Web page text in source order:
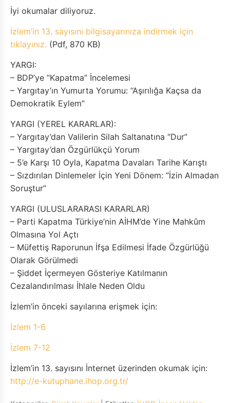
İyi okumalar diliyoruz.
İzlem’in 13. sayısını bilgisayarınıza indirmek için
tıklayınız. (Pdf, 870 KB)
YARGI:
– BDP’ye “Kapatma” İncelemesi
– Yargıtay’ın Yumurta Yorumu: “Aşırılığa Kaçsa da
Demokratik Eylem”
YARGI (YEREL KARARLAR):
– Yargıtay’dan Valilerin Silah Saltanatına “Dur”
– Yargıtay’dan Özgürlükçü Yorum
– 5’e Karşı 10 Oyla, Kapatma Davaları Tarihe Karıştı
– Sızdırılan Dinlemeler İçin Yeni Dönem: “İzin Almadan
Soruştur”
YARGI (ULUSLARARASI KARARLAR)
– Parti Kapatma Türkiye’nin AİHM’de Yine Mahkûm
Olmasına Yol Açtı
– Müfettiş Raporunun İfşa Edilmesi İfade Özgürlüğü
Olarak Görülmedi
– Şiddet İçermeyen Gösteriye Katılmanın
Cezalandırılması İhlale Neden Oldu
İzlem’in önceki sayılarına erişmek için:
İzlem 1-6
İzlem 7-12
İzlem’in 13. sayısını İnternet üzerinden okumak için:
http://e-kutuphane.ihop.org.tr/